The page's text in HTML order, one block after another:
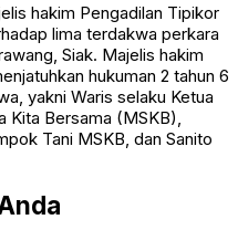
hakim Pengadilan Tipikor
lima terdakwa perkara
Siak. Majelis hakim
hukuman 2 tahun 6
yakni Waris selaku Ketua
Kita Bersama (MSKB),
Tani MSKB, dan Sanito